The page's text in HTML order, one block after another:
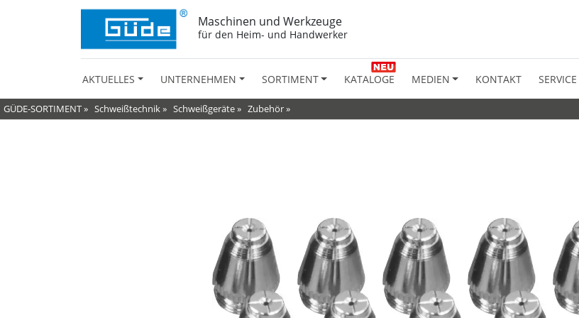
Maschinen und Werkzeuge
für den Heim- und Handwerker
AKTUELLES UNTERNEHMEN SORTIMENT KATALOGE MEDIEN KONTAKT SERVICE
GÜDE-SORTIMENT» Schweißtechnik» Schweißgeräte» Zubehör»